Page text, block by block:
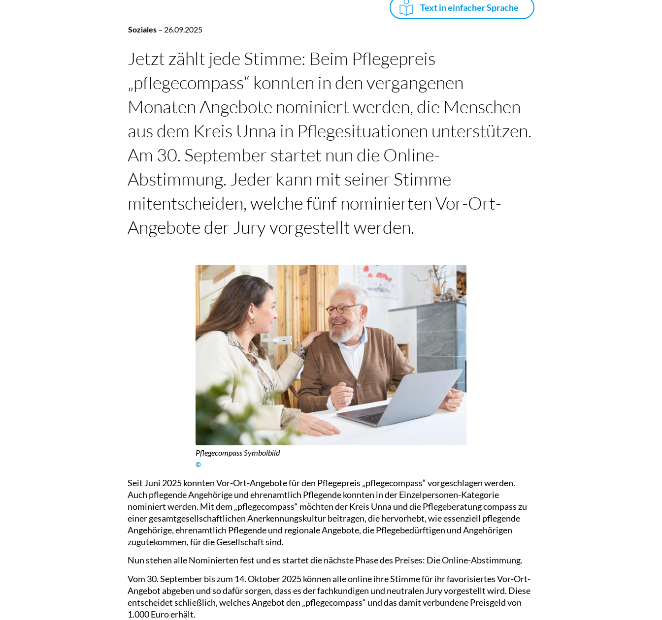
Text in einfacher Sprache
Soziales – 26.09.2025
Jetzt zählt jede Stimme: Beim Pflegepreis
„pflegecompass“ konnten in den vergangenen
Monaten Angebote nominiert werden, die Menschen
aus dem Kreis Unna in Pflegesituationen unterstützen.
Am 30. September startet nun die Online-
Abstimmung. Jeder kann mit seiner Stimme
mitentscheiden, welche fünf nominierten Vor-Ort-
Angebote der Jury vorgestellt werden.
Pflegecompass Symbolbild
©
Seit Juni 2025 konnten Vor-Ort-Angebote für den Pflegepreis „pflegecompass“ vorgeschlagen werden.
Auch pflegende Angehörige und ehrenamtlich Pflegende konnten in der Einzelpersonen-Kategorie
nominiert werden. Mit dem „pflegecompass“ möchten der Kreis Unna und die Pflegeberatung compass zu
einer gesamtgesellschaftlichen Anerkennungskultur beitragen, die hervorhebt, wie essenziell pflegende
Angehörige, ehrenamtlich Pflegende und regionale Angebote, die Pflegebedürftigen und Angehörigen
zugutekommen, für die Gesellschaft sind.
Nun stehen alle Nominierten fest und es startet die nächste Phase des Preises: Die Online-Abstimmung.
Vom 30. September bis zum 14. Oktober 2025 können alle online ihre Stimme für ihr favorisiertes Vor-Ort-
Angebot abgeben und so dafür sorgen, dass es der fachkundigen und neutralen Jury vorgestellt wird. Diese
entscheidet schließlich, welches Angebot den „pflegecompass“ und das damit verbundene Preisgeld von
1.000 Euro erhält.